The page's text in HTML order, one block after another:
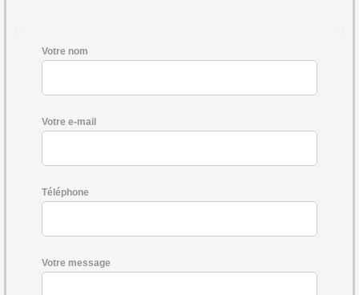
Votre nom
Votre e-mail
Téléphone
Votre message